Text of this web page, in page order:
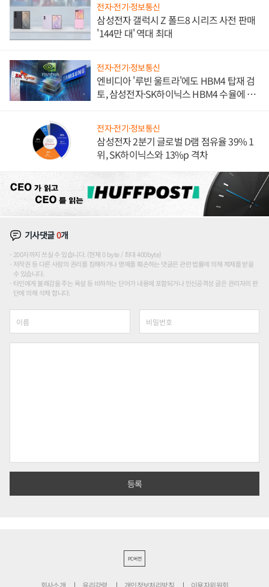
전자·전기·정보통신
삼성전자 갤럭시 Z 폴드8 시리즈 사전 판매
'144만 대' 역대 최대
전자·전기·정보통신
엔비디아 '루빈 울트라'에도 HBM4 탑재 검
토, 삼성전자·SK하이닉스 HBM4 수율에 주
전자·전기·정보통신
삼성전자 2분기 글로벌 D램 점유율 39% 1
위, SK하이닉스와 13%p 격차
기사댓글0개
200자까지 쓰실 수 있습니다. (현재 0 byte / 최대 400byte)
저작권 등 다른 사람의 권리를 침해하거나 명예를 훼손하는 댓글은 관련 법률에 의해 제재를 받을
수 있습니다.
타인에게 불쾌감을 주는 욕설 등 비하하는 단어가 내용에 포함되거나 인신공격성 글은 관리자의 판
단에 의해 삭제 합니다.
PC버전